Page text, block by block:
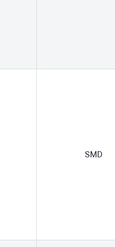
SMD